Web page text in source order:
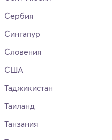
Сербия
Сингапур
Словения
США
Таджикистан
Таиланд
Танзания